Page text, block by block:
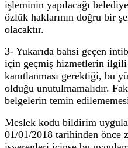
işleminin yapılacağı
özlük haklarının doğru bir
olacaktır.
3- Yukarıda bahsi geçen
için geçmiş hizmetlerin ilgili
kanıtlanması gerektiği, bu
olduğu unutulmamalıdır.
belgelerin temin
Meslek kodu bildirim
01/01/2018 tarihinden önce